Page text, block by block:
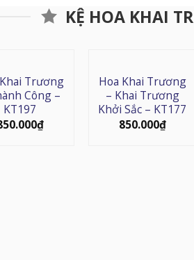
KỆ HOA KHAI
Trương
Công –
KT197
₫
Hoa Khai Trương
– Khai Trương
Khởi Sắc – KT177
850.000₫